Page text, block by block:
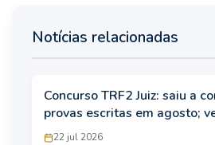
Notícias relacionadas
Concurso TRF2 Juiz: saiu a
provas escritas em agosto;
22 jul 2026